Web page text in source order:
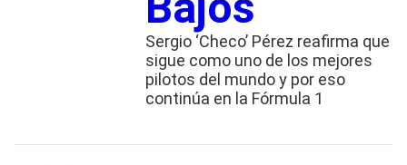
Sergio ‘Checo’ Pérez reafirma que
sigue como uno de los mejores
pilotos del mundo y por eso
continúa en la Fórmula 1